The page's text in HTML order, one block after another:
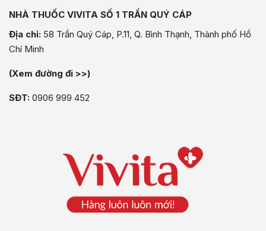
NHÀ THUỐC VIVITA SỐ 1 TRẦN QUÝ CÁP
Địa chỉ: 58 Trần Quý Cáp, P.11, Q. Bình Thạnh, Thành phố Hồ
Chí Minh
(Xem đường đi >>)
SĐT: 0906 999 452